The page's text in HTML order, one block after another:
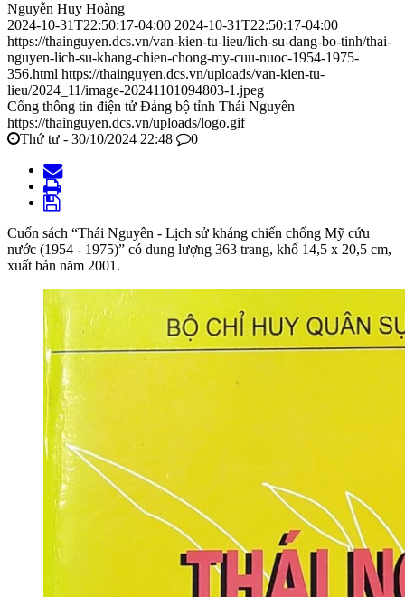
Nguyễn Huy Hoàng
2024-10-31T22:50:17-04:00 2024-10-31T22:50:17-04:00
https://thainguyen.dcs.vn/van-kien-tu-lieu/lich-su-dang-bo-tinh/thai-
nguyen-lich-su-khang-chien-chong-my-cuu-nuoc-1954-1975-
356.html https://thainguyen.dcs.vn/uploads/van-kien-tu-
lieu/2024_11/image-20241101094803-1.jpeg
Cổng thông tin điện tử Đảng bộ tỉnh Thái Nguyên
https://thainguyen.dcs.vn/uploads/logo.gif
Thứ tư - 30/10/2024 22:48
0
Cuốn sách “Thái Nguyên - Lịch sử kháng chiến chống Mỹ cứu
nước (1954 - 1975)” có dung lượng 363 trang, khổ 14,5 x 20,5 cm,
xuất bản năm 2001.